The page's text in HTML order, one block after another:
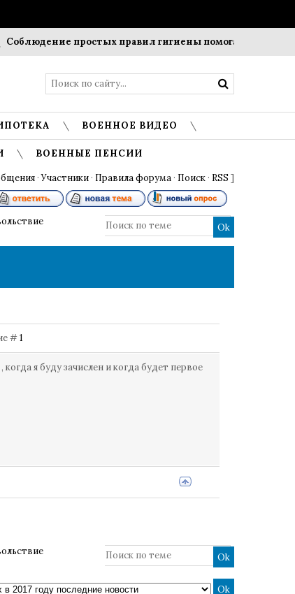
простых правил гигиены помогает
ВОЕННОЕ ВИДЕО
ВОЕННЫЕ ПЕНСИИ
·Участники · Правила форума · Поиск · RSS ]
#1
я буду зачислен и когда будет первое